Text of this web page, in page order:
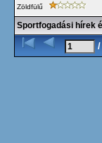
Zöldfülű
Sportfogadási hírek
/